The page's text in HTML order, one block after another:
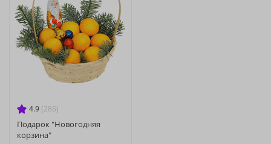
4.9 (286)
Подарок "Новогодняя
корзина"